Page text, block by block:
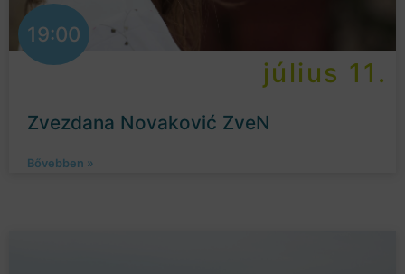
19:00
július 11.
Zvezdana Novaković ZveN
Bővebben »